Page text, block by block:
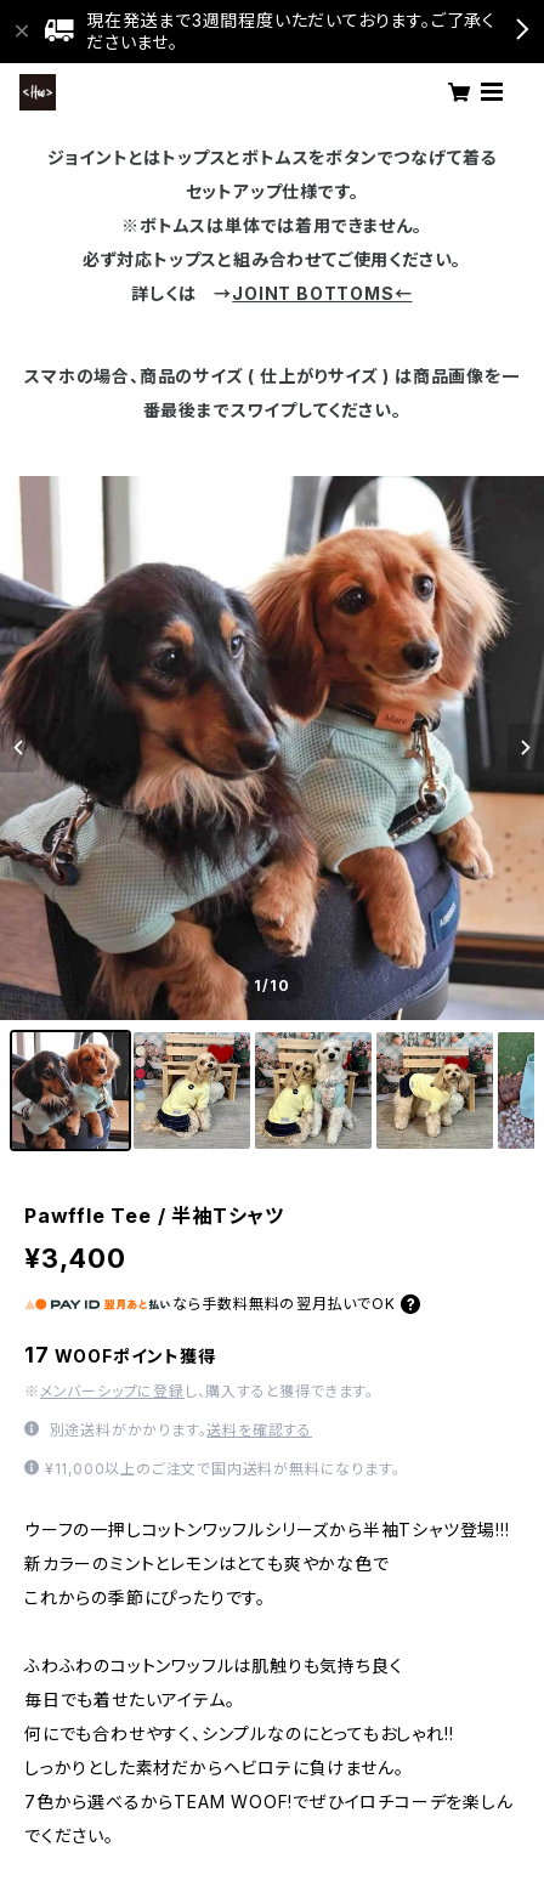
現在発送まで3週間程度いただいております。ご了承く
ださいませ。
ジョイントとはトップスとボトムスをボタンでつなげて着る
セットアップ仕様です。
※ボトムスは単体では着用できません。
必ず対応トップスと組み合わせてご使用ください。
詳しくは →JOINT BOTTOMS←
スマホの場合、商品のサイズ ( 仕上がりサイズ ) は商品画像を一
番最後までスワイプしてください。
1/10
Pawffle Tee / 半袖Tシャツ
¥3,400
なら 手数料無料の 翌月払いでOK
17 WOOFポイント獲得
※ メンバーシップに登録 し、購入すると獲得できます。
別途送料がかかります。送料を確認する
¥11,000以上のご注文で国内送料が無料になります。
ウーフの一押しコットンワッフルシリーズから半袖Tシャツ登場!!!
新カラーのミントとレモンはとても爽やかな色で
これからの季節にぴったりです。
ふわふわのコットンワッフルは肌触りも気持ち良く
毎日でも着せたいアイテム。
何にでも合わせやすく、シンプルなのにとってもおしゃれ!!
しっかりとした素材だからヘビロテに負けません。
7色から選べるからTEAM WOOF!でぜひイロチコーデを楽しん
でください。